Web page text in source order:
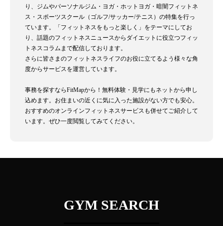
り、ジムやパーソナルジム・ヨガ・ホットヨガ・暗闇フィットネ
ス・スポーツスクール（ゴルフ/サッカー/テニス）の特集を行っ
ています。「フィットネスをもっと楽しく」をテーマにしてお
り、話題のフィットネスニュースからダイエットに役立つフィッ
トネスコラムまで配信しております。
さらに皆さまのフィットネスライフのお役に立てるよう様々な角
度からサービスを運営しています。
事務を探すならFitMapから！無料体験・見学にもネットから申し
込めます。お住まいの近くに気に入った施設がない方でも安心。
おすすめのオンラインフィットネスサービスも併せてご紹介して
います。ぜひ一度閲覧してみてください。
GYM SEARCH